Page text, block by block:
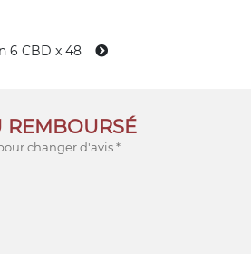
6 CBD x 48
REMBOURSÉ
changer d'avis *